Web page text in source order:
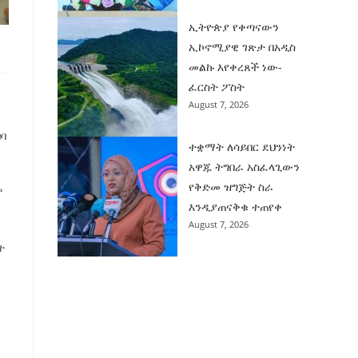
ኢትዮጵያ የቀጣናውን
ኢኮኖሚያዊ ገጽታ በአዲስ
መልኩ እየቀረጸች ነው-
ፈርስት ፖስት
August 7, 2026
ተቋማት ለሳይበር ደህንነት
አዋጁ ትግበራ አስፈላጊውን
የቅድመ ዝግጅት ስራ
እንዲያጠናቅቁ ተጠየቀ
August 7, 2026